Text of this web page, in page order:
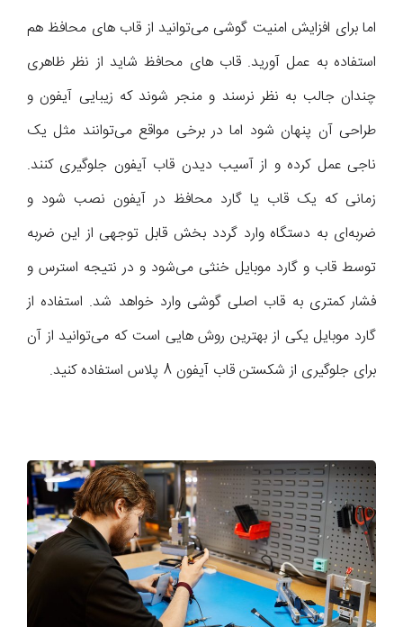
اما برای افزایش امنیت گوشی می‌توانید از قاب های محافظ هم
استفاده به عمل آورید. قاب های محافظ شاید از نظر ظاهری
چندان جالب به نظر نرسند و منجر شوند که زیبایی آیفون و
طراحی آن پنهان شود اما در برخی مواقع می‌توانند مثل یک
ناجی عمل کرده و از آسیب دیدن قاب آیفون جلوگیری کنند.
زمانی که یک قاب یا گارد محافظ در آیفون نصب شود و
ضربه‌ای به دستگاه وارد گردد بخش قابل توجهی از این ضربه
توسط قاب و گارد موبایل خنثی می‌شود و در نتیجه استرس و
فشار کمتری به قاب اصلی گوشی وارد خواهد شد. استفاده از
گارد موبایل یکی از بهترین روش هایی است که می‌توانید از آن
برای جلوگیری از شکستن قاب آیفون 8 پلاس استفاده کنید.